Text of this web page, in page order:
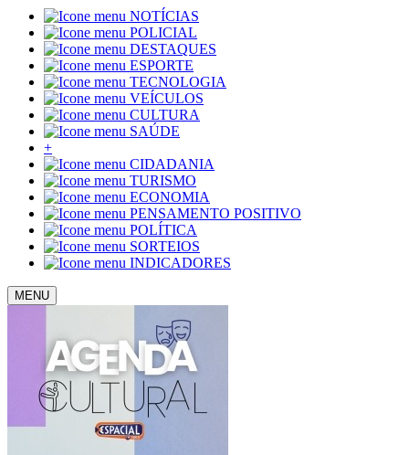
NOTÍCIAS
POLICIAL
DESTAQUES
ESPORTE
TECNOLOGIA
VEÍCULOS
CULTURA
SAÚDE
+
CIDADANIA
TURISMO
ECONOMIA
PENSAMENTO POSITIVO
POLÍTICA
SORTEIOS
INDICADORES
MENU